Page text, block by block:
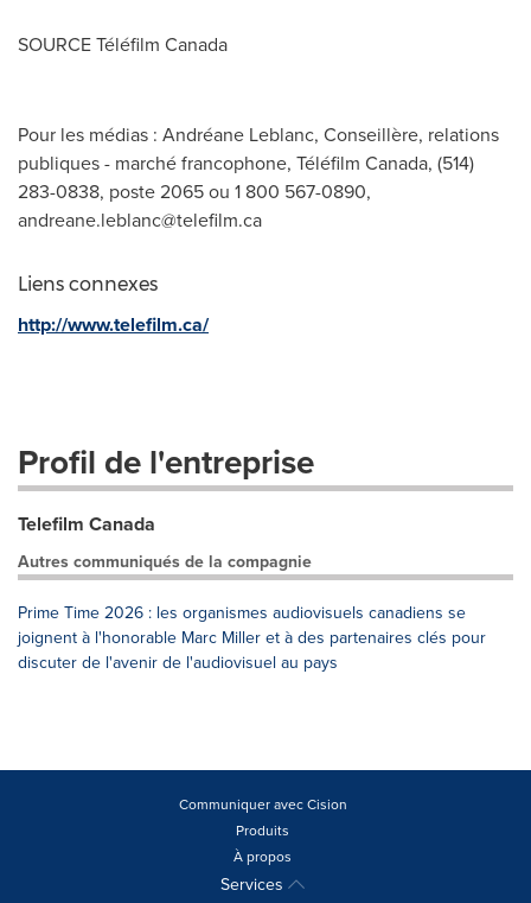
SOURCE Téléfilm Canada
Pour les médias : Andréane Leblanc, Conseillère, relations
publiques - marché francophone, Téléfilm Canada, (514)
283-0838, poste 2065 ou 1 800 567-0890,
andreane.leblanc@telefilm.ca
Liens connexes
http://www.telefilm.ca/
Profil de l'entreprise
Telefilm Canada
Autres communiqués de la compagnie
Prime Time 2026 : les organismes audiovisuels canadiens se
joignent à l'honorable Marc Miller et à des partenaires clés pour
discuter de l'avenir de l'audiovisuel au pays
Communiquer avec Cision
Produits
À propos
Services